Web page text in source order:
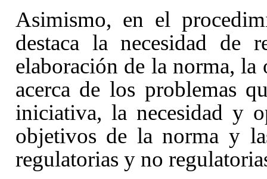
Asimismo, en el
destaca la necesidad de
elaboración de la norma, la
acerca de los problemas
iniciativa, la necesidad y
objetivos de la norma y
regulatorias y no